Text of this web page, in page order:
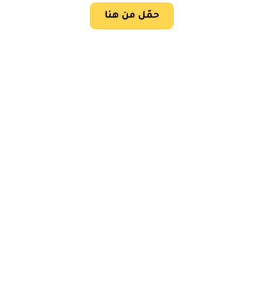
حمّل من هنا